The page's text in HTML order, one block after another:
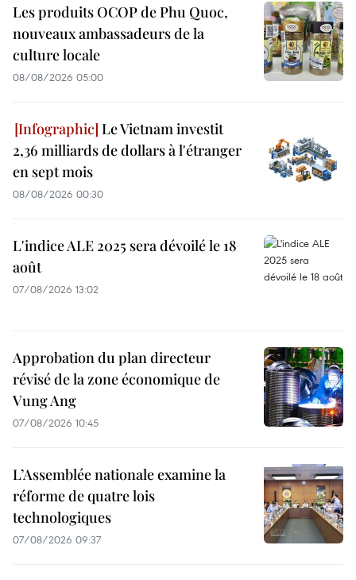
Les produits OCOP de Phu Quoc,
nouveaux ambassadeurs de la
culture locale
08/08/2026 05:00
Le Vietnam investit
2,36 milliards de dollars à l'étranger
en sept mois
08/08/2026 00:30
L'indice ALE 2025 sera dévoilé le 18
août
07/08/2026 13:02
Approbation du plan directeur
révisé de la zone économique de
Vung Ang
07/08/2026 10:45
L’Assemblée nationale examine la
réforme de quatre lois
technologiques
07/08/2026 09:37